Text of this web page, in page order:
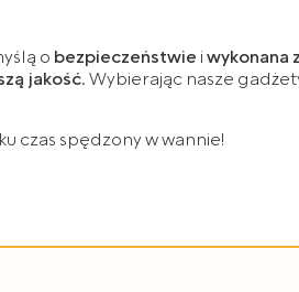
o bezpieczeństwie iwykonana
jakość. Wybierając nasze
czas spędzony w wannie!